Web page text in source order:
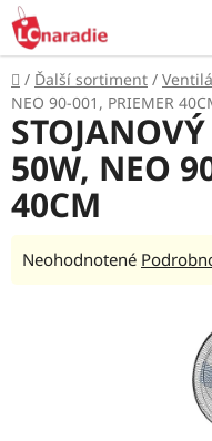
Prejsť
na
obsah
Domov
/ Ďalší sortiment /
NEO 90-001, PRIEMER
50W, NEO
40CM
Priemerné
Neohodnotené